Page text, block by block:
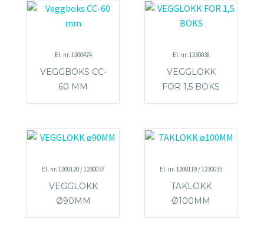
El. nr. 1200474
VEGGBOKS CC-
60 MM
El. nr. 1230038
VEGGLOKK
FOR 1,5 BOKS
El. nr. 1200120 / 1230037
VEGGLOKK
Ø90MM
El. nr. 1200119 / 1230035
TAKLOKK
Ø100MM